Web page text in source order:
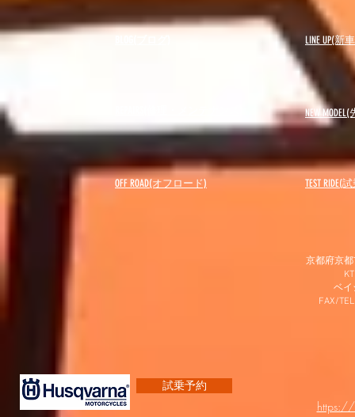
LINE UP(新
NEW MODEL(
OFF ROAD(オフロード) ​TEST RIDE(
京都府京
ベイ
FAX/
試乗予約
https://